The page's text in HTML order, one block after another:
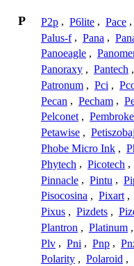
P P2p , P6lite , Pace ,
Palus-f , Pana ,
Panoeagle ,
Panoraxy , Pantech ,
Patronum , Pci ,
Pecan , Pecham ,
Pelconet , Pembroke
Petawise ,
Phobe Micro Ink ,
Phytech , Picotech ,
Pinnacle , Pintu ,
Pisocosina , Pixart ,
Pixus , Pizdets ,
Plantron , Platinum ,
Plv , Pni , Pnp ,
Polarity , Polaroid ,